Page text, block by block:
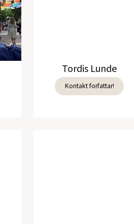
Tordis Lunde
Kontakt forfattar!